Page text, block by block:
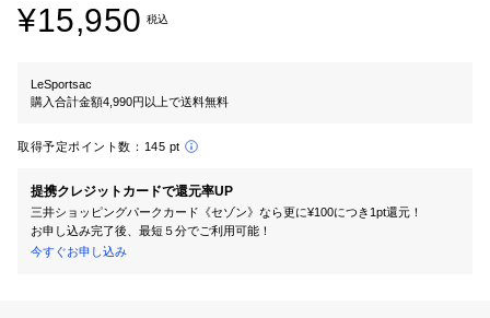
¥15,950 税込
LeSportsac
購入合計金額4,990円以上で送料無料
取得予定ポイント数： 145 pt
提携クレジットカードで還元率UP
三井ショッピングパークカード《セゾン》なら更に¥100につき1pt還元！
お申し込み完了後、最短５分でご利用可能！
今すぐお申し込み